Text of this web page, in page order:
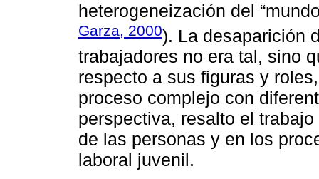
heterogeneización del
Garza, 2000). La desaparición
trabajadores no era tal, sino
respecto a sus figuras y
proceso complejo con
perspectiva, resalto el
de las personas y en los
laboral juvenil.